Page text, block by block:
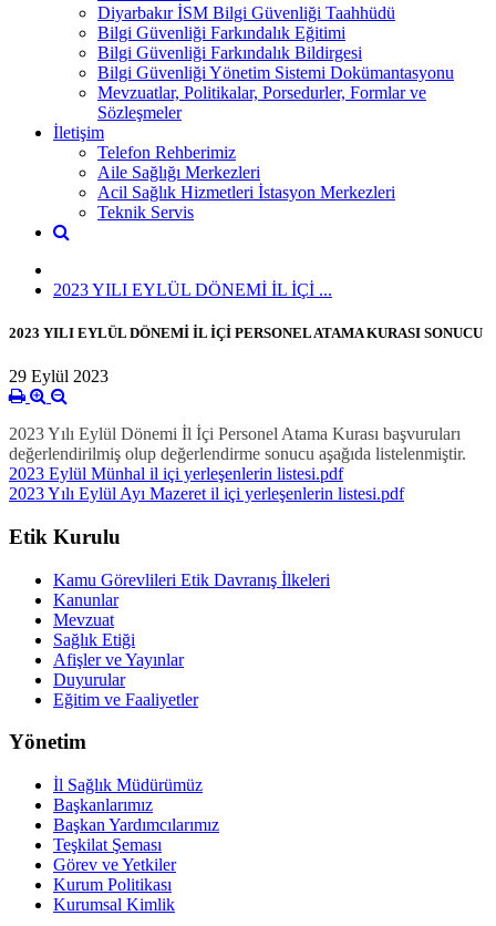
Diyarbakır İSM Bilgi Güvenliği Taahhüdü
Bilgi Güvenliği Farkındalık Eğitimi
Bilgi Güvenliği Farkındalık Bildirgesi
Bilgi Güvenliği Yönetim Sistemi Dokümantasyonu
Mevzuatlar, Politikalar, Porsedurler, Formlar ve
Sözleşmeler
İletişim
Telefon Rehberimiz
Aile Sağlığı Merkezleri
Acil Sağlık Hizmetleri İstasyon Merkezleri
Teknik Servis
2023 YILI EYLÜL DÖNEMİ İL İÇİ ...
2023 YILI EYLÜL DÖNEMİ İL İÇİ PERSONEL ATAMA KURASI SONUCU
29 Eylül 2023
2023 Yılı Eylül Dönemi İl İçi Personel Atama Kurası başvuruları
değerlendirilmiş olup değerlendirme sonucu aşağıda listelenmiştir.
2023 Eylül Münhal il içi yerleşenlerin listesi.pdf
2023 Yılı Eylül Ayı Mazeret il içi yerleşenlerin listesi.pdf
Etik Kurulu
Kamu Görevlileri Etik Davranış İlkeleri
Kanunlar
Mevzuat
Sağlık Etiği
Afişler ve Yayınlar
Duyurular
Eğitim ve Faaliyetler
Yönetim
İl Sağlık Müdürümüz
Başkanlarımız
Başkan Yardımcılarımız
Teşkilat Şeması
Görev ve Yetkiler
Kurum Politikası
Kurumsal Kimlik